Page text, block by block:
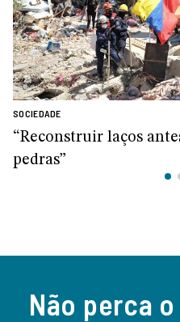
SOCIEDADE
“Reconstruir laços
pedras”
Não perca